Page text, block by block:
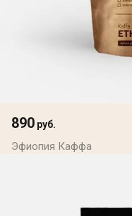
890 руб.
Эфиопия Каффа